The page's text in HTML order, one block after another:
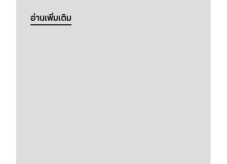
อ่านเพิ่มเติม